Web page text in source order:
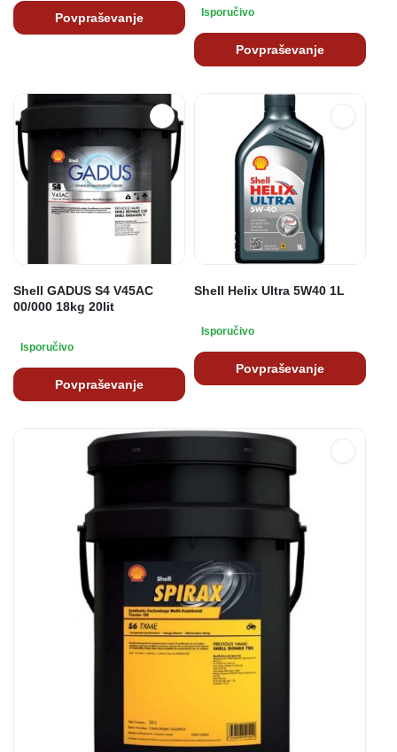
Povpraševanje Isporučivo
Povpraševanje
Shell GADUS S4 V45AC
00/000 18kg 20lit
Isporučivo
Povpraševanje
Shell Helix Ultra 5W40 1L
Isporučivo
Povpraševanje